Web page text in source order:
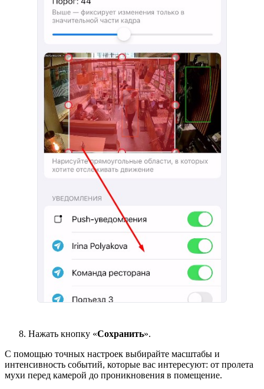
Нажать кнопку «Сохранить».
С помощью точных настроек выбирайте масштабы и
интенсивность событий, которые вас интересуют: от пролета
мухи перед камерой до проникновения в помещение.